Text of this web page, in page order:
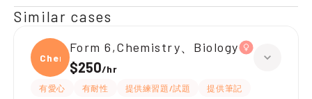
Similar cases
Chemi
Form 6,Chemistry、Biology
$250/hr
有愛心 有耐性 提供練習題/試題
提供筆記